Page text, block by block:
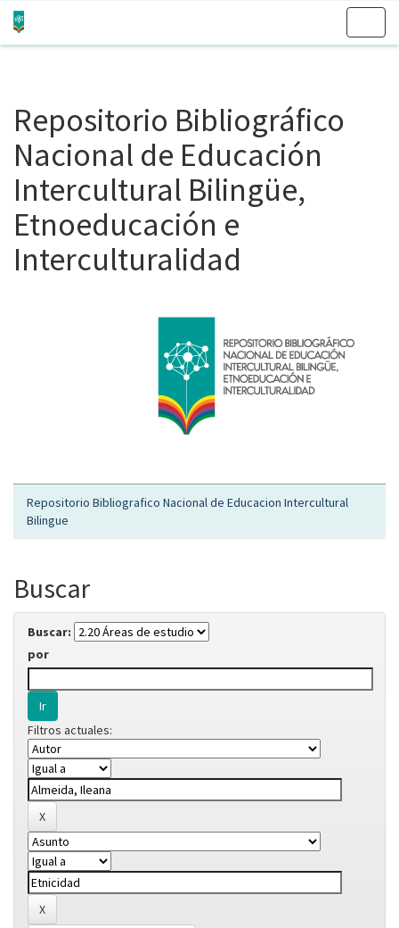
Repositorio Bibliográfico
Nacional de Educación
Intercultural Bilingüe,
Etnoeducación e
Interculturalidad
Repositorio Bibliografico Nacional de Educacion Intercultural
Bilingue
Buscar
Buscar:
por
Filtros actuales: